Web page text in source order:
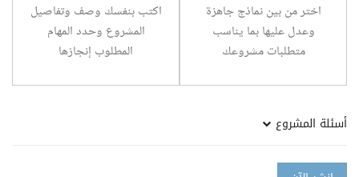
اختر من بين نماذج جاهزة
وعدل عليها بما يناسب
متطلبات مشروعك
اكتب بنفسك وصف وتفاصيل
المشروع وحدد المهام
المطلوب إنجازها
أسئلة المشروع